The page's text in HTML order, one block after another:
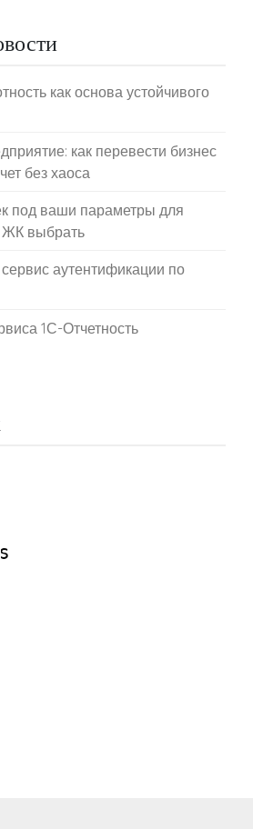
как основа устойчивого
как перевести бизнес
без хаоса
под ваши параметры для
ЖК выбрать
аутентификации по
1С-Отчетность